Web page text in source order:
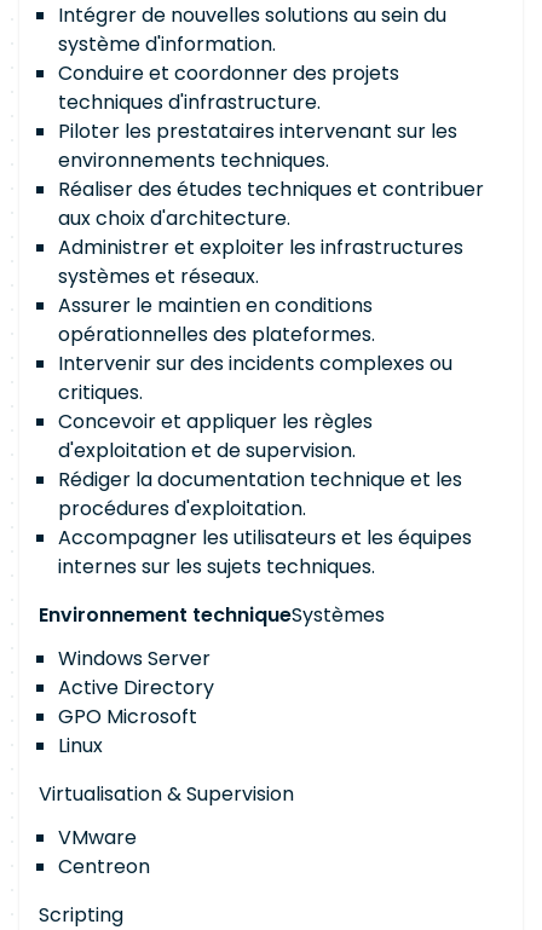
Intégrer de nouvelles solutions au sein du
système d'information.
Conduire et coordonner des projets
techniques d'infrastructure.
Piloter les prestataires intervenant sur les
environnements techniques.
Réaliser des études techniques et contribuer
aux choix d'architecture.
Administrer et exploiter les infrastructures
systèmes et réseaux.
Assurer le maintien en conditions
opérationnelles des plateformes.
Intervenir sur des incidents complexes ou
critiques.
Concevoir et appliquer les règles
d'exploitation et de supervision.
Rédiger la documentation technique et les
procédures d'exploitation.
Accompagner les utilisateurs et les équipes
internes sur les sujets techniques.
Environnement techniqueSystèmes
Windows Server
Active Directory
GPO Microsoft
Linux
Virtualisation & Supervision
VMware
Centreon
Scripting